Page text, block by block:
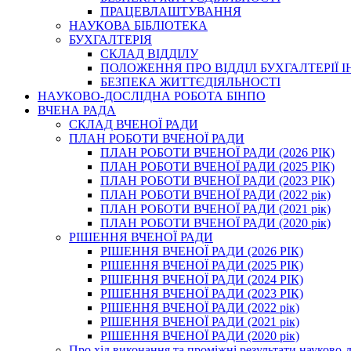
ПРАЦЕВЛАШТУВАННЯ
НАУКОВА БІБЛІОТЕКА
БУХГАЛТЕРІЯ
СКЛАД ВІДДІЛУ
ПОЛОЖЕННЯ ПРО ВІДДІЛ БУХГАЛТЕРІЇ
БЕЗПЕКА ЖИТТЄДІЯЛЬНОСТІ
НАУКОВО-ДОСЛІДНА РОБОТА БІНПО
ВЧЕНА РАДА
СКЛАД ВЧЕНОЇ РАДИ
ПЛАН РОБОТИ ВЧЕНОЇ РАДИ
ПЛАН РОБОТИ ВЧЕНОЇ РАДИ (2026 РІК)
ПЛАН РОБОТИ ВЧЕНОЇ РАДИ (2025 РІК)
ПЛАН РОБОТИ ВЧЕНОЇ РАДИ (2023 РІК)
ПЛАН РОБОТИ ВЧЕНОЇ РАДИ (2022 рік)
ПЛАН РОБОТИ ВЧЕНОЇ РАДИ (2021 рік)
ПЛАН РОБОТИ ВЧЕНОЇ РАДИ (2020 рік)
РІШЕННЯ ВЧЕНОЇ РАДИ
РІШЕННЯ ВЧЕНОЇ РАДИ (2026 РІК)
РІШЕННЯ ВЧЕНОЇ РАДИ (2025 РІК)
РІШЕННЯ ВЧЕНОЇ РАДИ (2024 РІК)
РІШЕННЯ ВЧЕНОЇ РАДИ (2023 РІК)
РІШЕННЯ ВЧЕНОЇ РАДИ (2022 рік)
РІШЕННЯ ВЧЕНОЇ РАДИ (2021 рік)
РІШЕННЯ ВЧЕНОЇ РАДИ (2020 рік)